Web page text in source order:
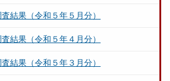
結果（令和５年５月分）
結果（令和５年４月分）
結果（令和５年３月分）